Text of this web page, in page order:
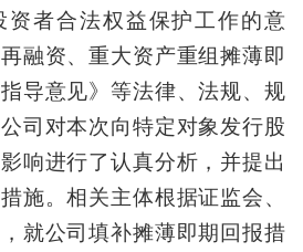
者合法权益保护工作的意
融资、重大资产重组摊薄即
导意见》等法律、法规、规
司对本次向特定对象发行股
响进行了认真分析，并提出
施。相关主体根据证监会、
就公司填补摊薄即期回报措